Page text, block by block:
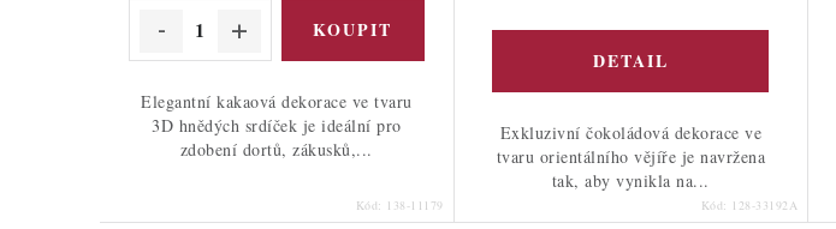
Elegantní kakaová dekorace ve tvaru
3D hnědých srdíček je ideální pro
zdobení dortů, zákusků,...
Kód: 138-11179
Exkluzivní čokoládová dekorace ve
tvaru orientálního vějíře je navržena
tak, aby vynikla na...
Kód: 128-33192A